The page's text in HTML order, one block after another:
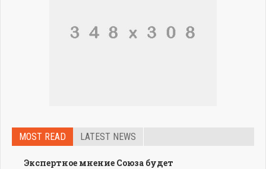
MOST READ LATEST NEWS
Экспертное мнение Союза будет